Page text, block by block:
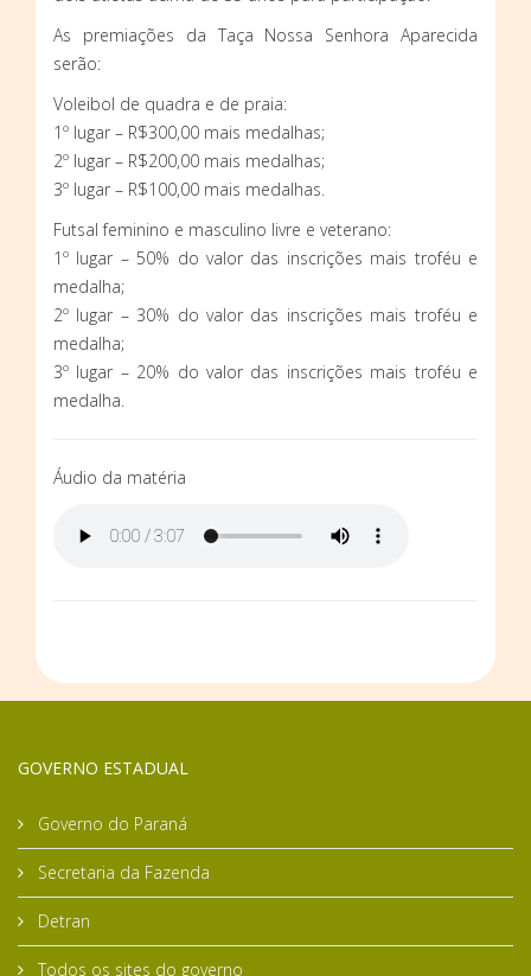
As premiações da Taça Nossa Senhora Aparecida
serão:
Voleibol de quadra e de praia:
1º lugar – R$300,00 mais medalhas;
2º lugar – R$200,00 mais medalhas;
3º lugar – R$100,00 mais medalhas.
Futsal feminino e masculino livre e veterano:
1º lugar – 50% do valor das inscrições mais troféu e
medalha;
2º lugar – 30% do valor das inscrições mais troféu e
medalha;
3º lugar – 20% do valor das inscrições mais troféu e
medalha.
Áudio da matéria
GOVERNO ESTADUAL
Governo do Paraná
Secretaria da Fazenda
Detran
Todos os sites do governo